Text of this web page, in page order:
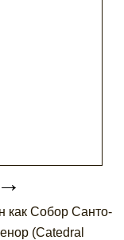
→
как Собор Санто-
(Catedral